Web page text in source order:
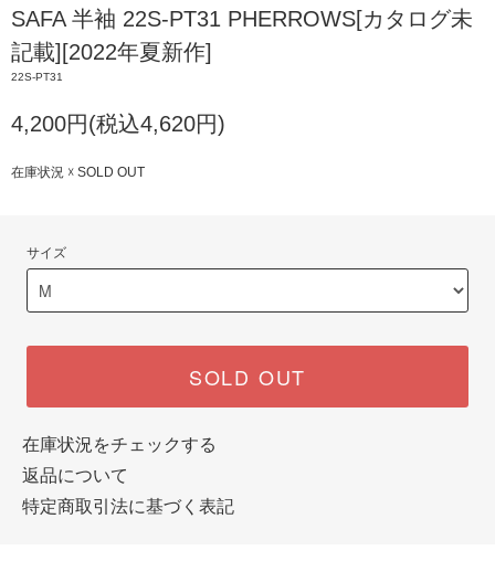
SAFA 半袖 22S-PT31 PHERROWS[カタログ未
記載][2022年夏新作]
22S-PT31
4,200円(税込4,620円)
在庫状況 ☓ SOLD OUT
サイズ
SOLD OUT
在庫状況をチェックする
返品について
特定商取引法に基づく表記